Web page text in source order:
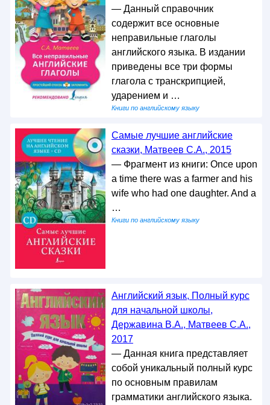
— Данный справочник
содержит все основные
неправильные глаголы
английского языка. В издании
приведены все три формы
глагола с транскрипцией,
ударением и …
Книги по английскому языку
Самые лучшие английские
сказки, Матвеев С.А., 2015
— Фрагмент из книги: Once upon
a time there was a farmer and his
wife who had one daughter. And a
…
Книги по английскому языку
Английский язык, Полный курс
для начальной школы,
Державина В.А., Матвеев С.А.,
2017
— Данная книга представляет
собой уникальный полный курс
по основным правилам
грамматики английского языка.